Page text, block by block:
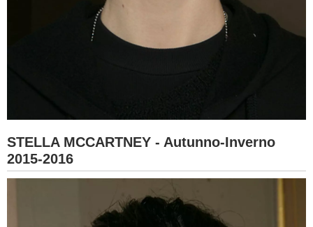
STELLA MCCARTNEY - Autunno-Inverno
2015-2016